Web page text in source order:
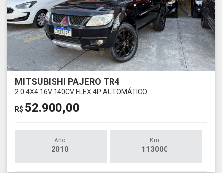
MITSUBISHI PAJERO TR4
2.0 4X4 16V 140CV FLEX 4P AUTOMÁTICO
R$ 52.900,00
Ano
2010
Km
113000